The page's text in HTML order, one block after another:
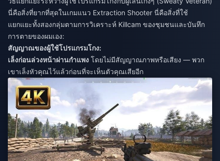
นี่คือสิ่งที่ยากที่สุดในเกมแนว Extraction Shooter นี่คือสิ่งที่ใช้
แยกแยะทั้งสองกลุ่มตามการวิเคราะห์ Killcam ของชุมชนและบันทึก
การตายของผมเอง:
สัญญาณของผู้ใช้โปรแกรมโกง:
เล็งก่อนล่วงหน้าผ่านกำแพง โดยไม่มีสัญญาณภาพหรือเสียง — พวก
เขาเล็งหัวคุณไว้แล้วก่อนที่จะเห็นตัวคุณเสียอีก